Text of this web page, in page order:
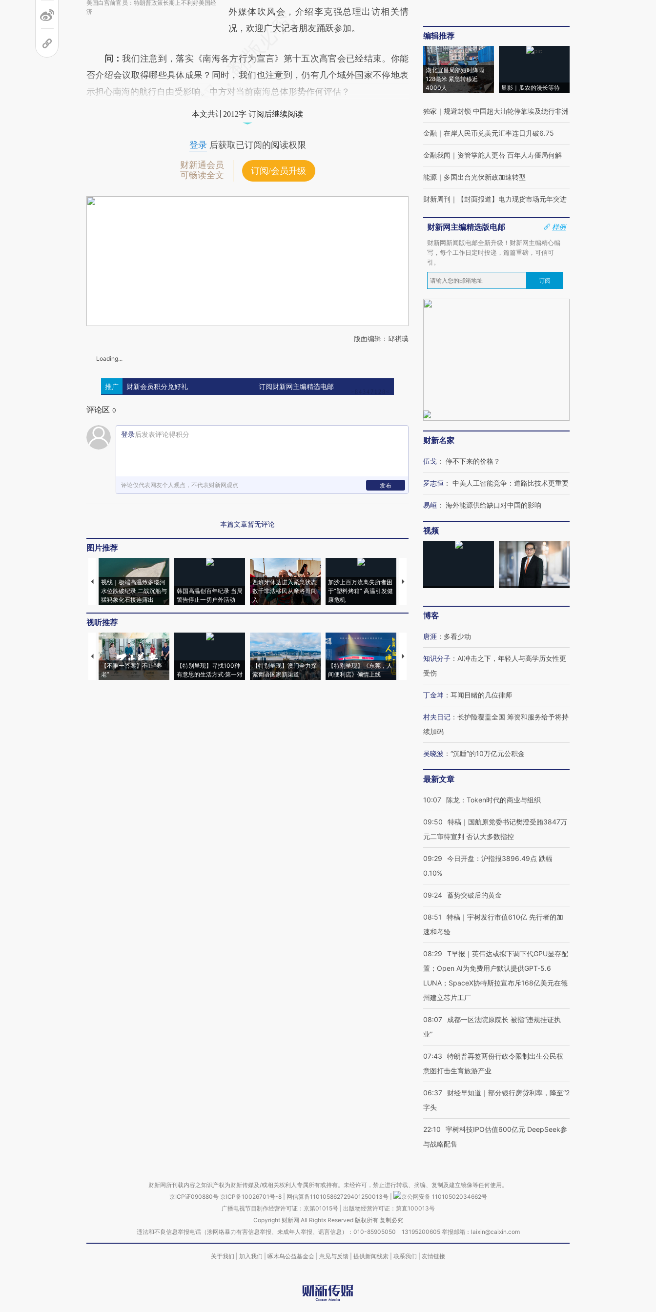
美国白宫前官员：特朗普政策长期上不利好美国经
济
外媒体吹风会，介绍李克强总理出访相关情
况，欢迎广大记者朋友踊跃参加。
问：我们注意到，落实《南海各方行为宣言》第十五次高官会已经结束。你能
否介绍会议取得哪些具体成果？同时，我们也注意到，仍有几个域外国家不停地表
示担心南海的航行自由受影响。中方对当前南海总体形势作何评估？
本文共计2012字 订阅后继续阅读
登录后获取已订阅的阅读权限
财新通会员
可畅读全文
订阅/会员升级
版面编辑：邱祺璞
Loading...
推广 财新会员积分兑好礼 订阅财新网主编精选电邮
评论区 0
登录后发表评论得积分
评论仅代表网友个人观点，不代表财新网观点 发布
本篇文章暂无评论
图片推荐
视线｜极端高温致多瑙河
水位跌破纪录 二战沉船与
猛犸象化石接连露出
韩国高温创百年纪录 当局
警告停止一切户外活动
西班牙休达进入紧急状态
数千非法移民从摩洛哥闯
入
加沙上百万流离失所者困
于“塑料烤箱” 高温引发健
康危机
视线｜HYROX的吸金
马航飞行员跨国走私7万
视线｜被称为“蟑螂”的印
视听推荐
【不唯一答案】不止“养
老”
【特别呈现】寻找100种
有意思的生活方式·第一对
【特别呈现】澳门全力探
索葡语国家新渠道
【特别呈现】《东莞，人
间便利店》倾情上线
【推广】走进第四届链博
【商旅对话】华住集团
编辑推荐
湖北宜昌局部短时降雨
128毫米 紧急转移近
4000人
显影｜瓜农的漫长等待
独家 ｜ 规避封锁 中国超大油轮停靠埃及绕行非洲
金融 ｜ 在岸人民币兑美元汇率连日升破6.75
金融我闻 ｜ 资管掌舵人更替 百年人寿僵局何解
能源 ｜ 多国出台光伏新政加速转型
财新周刊 ｜ 【封面报道】电力现货市场元年突进
财新网主编精选版电邮
样例
财新网新闻版电邮全新升级！财新网主编精心编
写，每个工作日定时投递，篇篇重磅，可信可
引。
订阅
财新名家
伍戈 ： 停不下来的价格？
罗志恒 ： 中美人工智能竞争：道路比技术更重要
易峘 ： 海外能源供给缺口对中国的影响
视频
博客
唐涯 ： 多看少动
知识分子 ： AI冲击之下，年轻人与高学历女性更
受伤
丁金坤 ： 耳闻目睹的几位律师
村夫日记 ： 长护险覆盖全国 筹资和服务给予将持
续加码
吴晓波 ： “沉睡”的10万亿元公积金
最新文章
10:07 陈龙：Token时代的商业与组织
09:50
特稿｜国航原党委书记樊澄受贿3847万
元二审待宣判 否认大多数指控
09:29
今日开盘：沪指报3896.49点 跌幅
0.10%
09:24 蓄势突破后的黄金
08:51
特稿｜宇树发行市值610亿 先行者的加
速和考验
08:29
T早报｜英伟达或拟下调下代GPU显存配
置；Open AI为免费用户默认提供GPT-5.6
LUNA；SpaceX协特斯拉宣布斥168亿美元在德
州建立芯片工厂
08:07
成都一区法院原院长 被指“违规挂证执
业”
07:43
特朗普再签两份行政令限制出生公民权
意图打击生育旅游产业
06:37
财经早知道｜部分银行房贷利率，降至“2
字头
22:10
宇树科技IPO估值600亿元 DeepSeek参
与战略配售
财新网所刊载内容之知识产权为财新传媒及/或相关权利人专属所有或持有。未经许可，禁止进行转载、摘编、复制及建立镜像等任何使用。
京ICP证090880号 京ICP备10026701号-8 网信算备110105862729401250013号
京公网安备 11010502034662号
广播电视节目制作经营许可证：京第01015号| 出版物经营许可证：第直100013号
Copyright 财新网 All Rights Reserved 版权所有 复制必究
违法和不良信息举报电话（涉网络暴力有害信息举报、未成年人举报、谣言信息）：010-85905050 13195200605 举报邮箱：laixin@caixin.com
关于我们 加入我们 啄木鸟公益基金会 意见与反馈 提供新闻线索 联系我们 友情链接